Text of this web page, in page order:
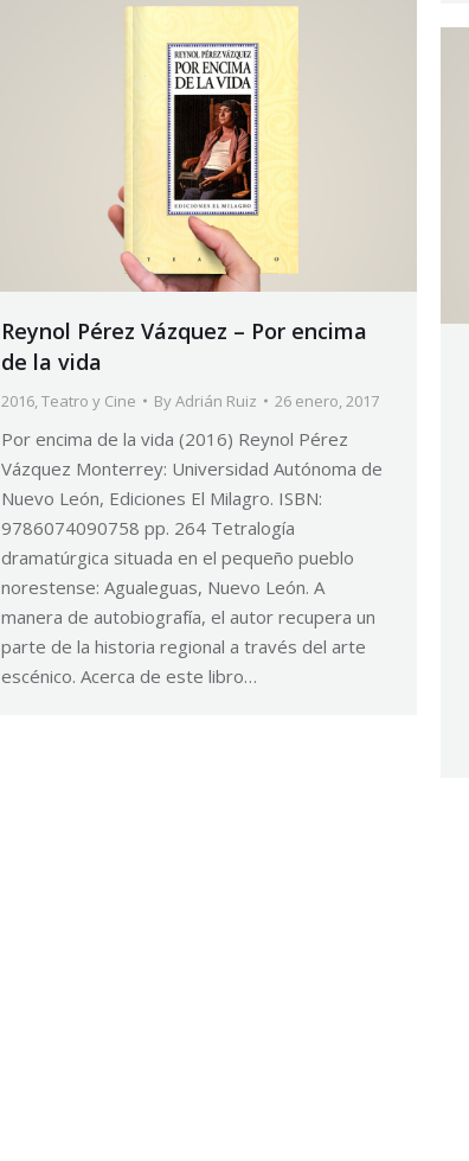
Reynol Pérez Vázquez – Por encima
de la vida
2016,Teatro y Cine ByAdrián Ruiz 26 enero, 2017
Por encima de la vida (2016) Reynol Pérez
Vázquez Monterrey: Universidad Autónoma de
Nuevo León, Ediciones El Milagro. ISBN:
9786074090758 pp. 264 Tetralogía
dramatúrgica situada en el pequeño pueblo
norestense: Agualeguas, Nuevo León. A
manera de autobiografía, el autor recupera un
parte de la historia regional a través del arte
escénico. Acerca de este libro…